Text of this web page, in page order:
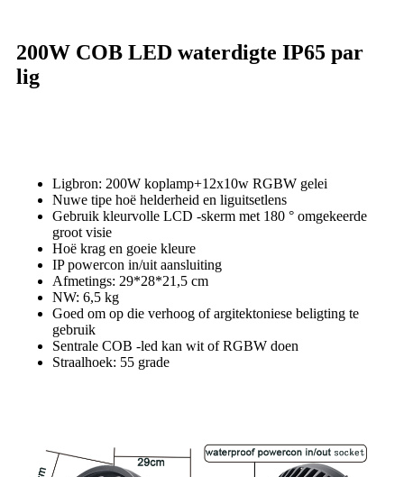
200W COB LED waterdigte IP65 par
lig
Ligbron: 200W koplamp+12x10w RGBW gelei
Nuwe tipe hoë helderheid en liguitsetlens
Gebruik kleurvolle LCD -skerm met 180 ° omgekeerde
groot visie
Hoë krag en goeie kleure
IP powercon in/uit aansluiting
Afmetings: 29*28*21,5 cm
NW: 6,5 kg
Goed om op die verhoog of argitektoniese beligting te
gebruik
Sentrale COB -led kan wit of RGBW doen
Straalhoek: 55 grade